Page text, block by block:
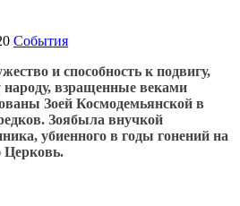
События
и способность к подвигу,
народу, взращенные веками
Зоей Космодемьянской в
Зоябыла внучкой
убиенного в годы гонений на
Церковь.